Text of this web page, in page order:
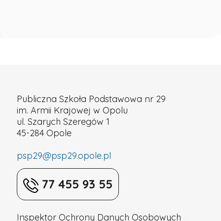
Publiczna Szkoła Podstawowa nr 29
im. Armii Krajowej w Opolu
ul. Szarych Szeregów 1
45-284 Opole
psp29@psp29.opole.pl
77 455 93 55
Inspektor Ochrony Danych Osobowych